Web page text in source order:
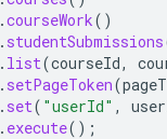
.courseWork()
. studentSubmissions
. list(courseId,
. setPageToken(
. set( "userId" ,
. execute();